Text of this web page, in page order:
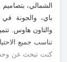
الشمالي،
باي، والجونة
والتاون هاوس.
تناسب جميع